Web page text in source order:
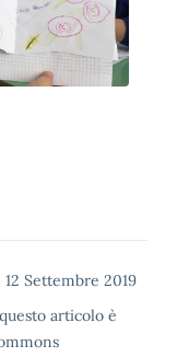
12 Settembre 2019
articolo è